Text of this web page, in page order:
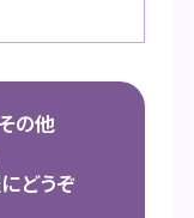
の他
どうぞ